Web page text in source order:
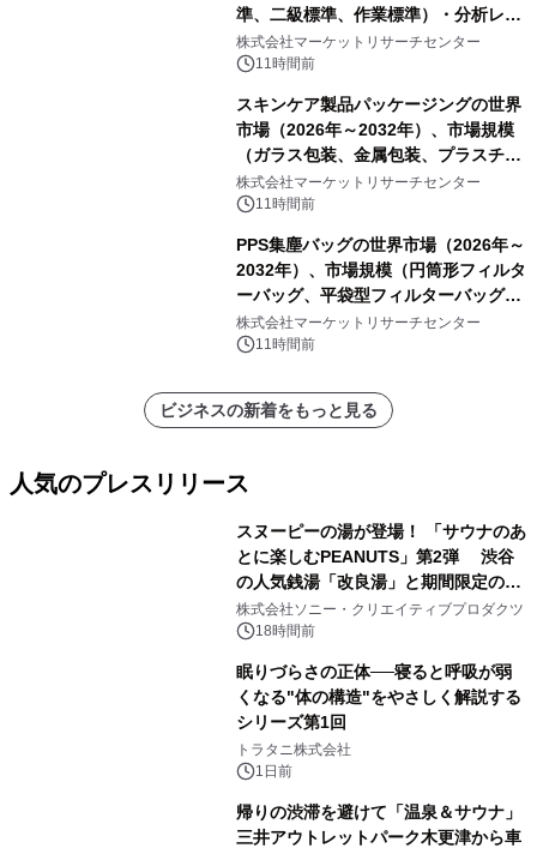
準、二級標準、作業標準）・分析レポ
ートを発表
株式会社マーケットリサーチセンター
11時間前
スキンケア製品パッケージングの世界
市場（2026年～2032年）、市場規模
（ガラス包装、金属包装、プラスチッ
ク包装、その他）・分析レポートを発
表
株式会社マーケットリサーチセンター
11時間前
PPS集塵バッグの世界市場（2026年～
2032年）、市場規模（円筒形フィルタ
ーバッグ、平袋型フィルターバッグ、
プリーツフィルターバッグ、その
他）・分析レポートを発表
株式会社マーケットリサーチセンター
11時間前
ビジネスの新着をもっと見る
人気のプレスリリース
スヌーピーの湯が登場！ 「サウナのあ
とに楽しむPEANUTS」第2弾 渋谷
の人気銭湯「改良湯」と期間限定のコ
ラボレーション サウナイキタイコラ
ボグッズも発売決定！
株式会社ソニー・クリエイティブプロダクツ
18時間前
眠りづらさの正体──寝ると呼吸が弱
くなる"体の構造"をやさしく解説する
シリーズ第1回
トラタニ株式会社
1日前
帰りの渋滞を避けて「温泉＆サウナ」
三井アウトレットパーク木更津から車